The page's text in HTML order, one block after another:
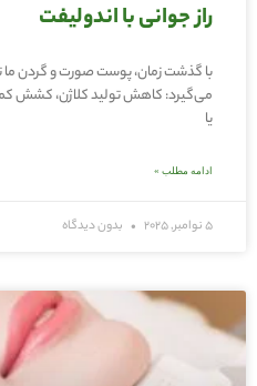
راز جوانی با اندولیفت
با گذشت زمان، پوست صورت و گردن ما
می‌گیرد: کاهش تولید کلاژن، کشش
یا
ادامه مطلب »
5 نوامبر, 2025 بدون دیدگاه